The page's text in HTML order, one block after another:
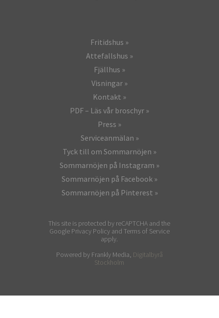
Fritidshus
Attefallshus
Fjällhus
Visningar
Kontakt
PDF – Läs vår broschyr
Press
Serviceanmälan
Tyck till om Sommarnöjen
Sommarnöjen på Instagram
Sommarnöjen på Facebook
Sommarnöjen på Pinterest
This site is protected by reCAPTCHA and the
Google Privacy Policy and Terms of Service
apply.
Powered by Frankly Media, Digitalbyrå
Stockholm